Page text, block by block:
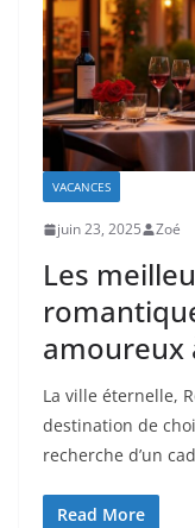
VACANCES
juin 23, 2025 Zoé
Les
amoureux
La ville éternelle,
destination de
recherche d’un
Read More